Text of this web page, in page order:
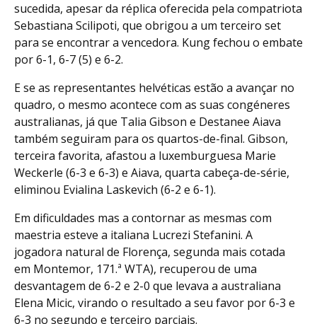
sucedida, apesar da réplica oferecida pela compatriota
Sebastiana Scilipoti, que obrigou a um terceiro set
para se encontrar a vencedora. Kung fechou o embate
por 6-1, 6-7 (5) e 6-2.
E se as representantes helvéticas estão a avançar no
quadro, o mesmo acontece com as suas congéneres
australianas, já que Talia Gibson e Destanee Aiava
também seguiram para os quartos-de-final. Gibson,
terceira favorita, afastou a luxemburguesa Marie
Weckerle (6-3 e 6-3) e Aiava, quarta cabeça-de-série,
eliminou Evialina Laskevich (6-2 e 6-1).
Em dificuldades mas a contornar as mesmas com
maestria esteve a italiana Lucrezi Stefanini. A
jogadora natural de Florença, segunda mais cotada
em Montemor, 171.ª WTA), recuperou de uma
desvantagem de 6-2 e 2-0 que levava a australiana
Elena Micic, virando o resultado a seu favor por 6-3 e
6-3 no segundo e terceiro parciais.